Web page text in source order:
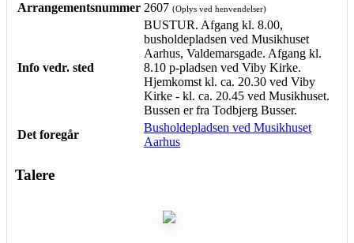
Arrangementsnummer 2607 (Oplys ved henvendelser)
Info vedr. sted
BUSTUR. Afgang kl. 8.00,
busholdepladsen ved Musikhuset
Aarhus, Valdemarsgade. Afgang kl.
8.10 p-pladsen ved Viby Kirke.
Hjemkomst kl. ca. 20.30 ved Viby
Kirke - kl. ca. 20.45 ved Musikhuset.
Bussen er fra Todbjerg Busser.
Det foregår
Busholdepladsen ved Musikhuset
Aarhus
Talere